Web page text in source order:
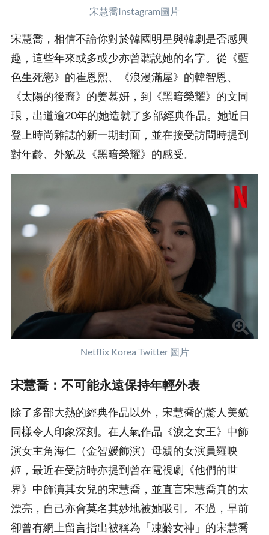
宋慧喬Instagram圖片
宋慧喬，相信不論你對於韓國明星與韓劇是否感興
趣，這些年來或多或少亦曾聽說她的名字。從《藍
色生死戀》的崔恩熙、《浪漫滿屋》的韓智恩、
《太陽的後裔》的姜慕妍，到《黑暗榮耀》的文同
珢，出道逾20年的她造就了多部經典作品。她近日
登上時尚雜誌的新一期封面，並在接受訪問時提到
對年齡、外貌及《黑暗榮耀》的感受。
Netflix Korea Twitter 圖片
宋慧喬：不可能永遠保持年輕外表
除了多部大熱的經典作品以外，宋慧喬的驚人美貌
同樣令人印象深刻。在人氣作品《淚之女王》中飾
演女主角海仁（金智媛飾演）母親的女演員羅映
姬，最近在受訪時亦提到曾在電視劇《他們的世
界》中飾演其女兒的宋慧喬，並直言宋慧喬真的太
漂亮，自己亦會莫名其妙地被她吸引。不過，早前
卻曾有網上留言指出被稱為「凍齡女神」的宋慧喬